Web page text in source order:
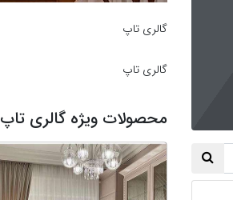
گالری تاپ
گالری تاپ
محصولات ویژه گالری تاپ